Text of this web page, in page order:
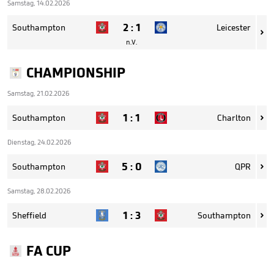
Samstag, 14.02.2026
Southampton 2:1 Leicester
n.V.

CHAMPIONSHIP
Samstag, 21.02.2026
Southampton 1 :1 Charlton 
Dienstag, 24.02.2026
Southampton 5 : 0 QPR 
Samstag, 28.02.2026
Sheffield 1 :3 Southampton 
FA CUP